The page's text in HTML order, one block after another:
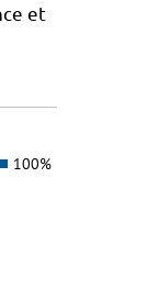
et
100%